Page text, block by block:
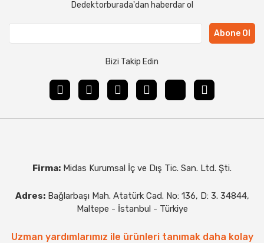
Dedektorburada'dan haberdar ol
Abone Ol
Bizi Takip Edin
Firma: Midas Kurumsal İç ve Dış Tic. San. Ltd. Şti.
Adres: Bağlarbaşı Mah. Atatürk Cad. No: 136, D: 3. 34844,
Maltepe - İstanbul - Türkiye
Uzman yardımlarımız ile ürünleri tanımak daha kolay